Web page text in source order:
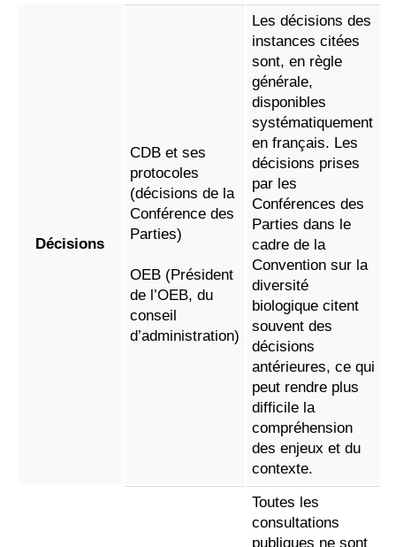
Décisions
CDB et ses
protocoles
(décisions de la
Conférence des
Parties)
OEB (Président
de l’OEB, du
conseil
d’administration)
Les décisions des
instances citées
sont, en règle
générale,
disponibles
systématiquement
en français. Les
décisions prises
par les
Conférences des
Parties dans le
cadre de la
Convention sur la
diversité
biologique citent
souvent des
décisions
antérieures, ce qui
peut rendre plus
difficile la
compréhension
des enjeux et du
contexte.
Toutes les
consultations
publiques ne sont